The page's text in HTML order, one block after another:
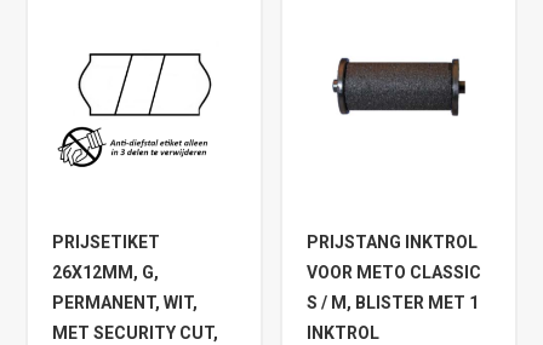
PRIJSETIKET
26X12MM, G,
PERMANENT, WIT,
MET SECURITY CUT,
PRIJSTANG INKTROL
VOOR METO CLASSIC
S / M, BLISTER MET 1
INKTROL